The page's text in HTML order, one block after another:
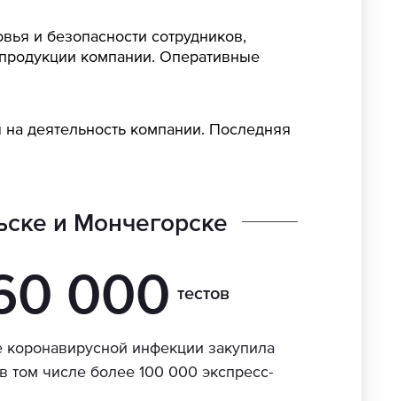
и безопасности сотрудников,
компании. Оперативные
деятельность компании. Последняя
и Мончегорске
000 тестов
коронавирусной инфекции закупила
том числе более 100 000 экспресс-